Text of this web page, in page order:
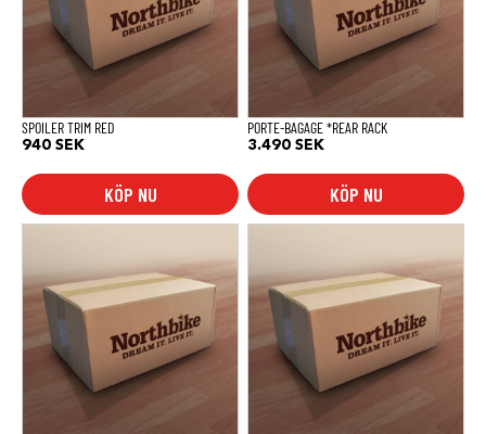
SPOILER TRIM RED
940 SEK
KÖP NU
PORTE-BAGAGE *REAR RACK
3.490 SEK
KÖP NU